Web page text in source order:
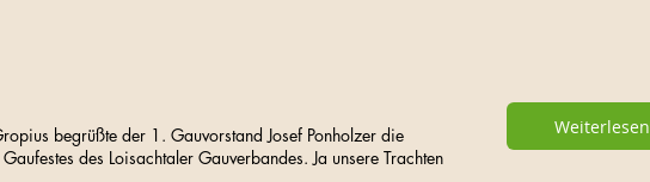
begrüßte der 1. Gauvorstand Josef Ponholzer die
des Loisachtaler Gauverbandes. Ja unsere Trachten
Weiterlesen